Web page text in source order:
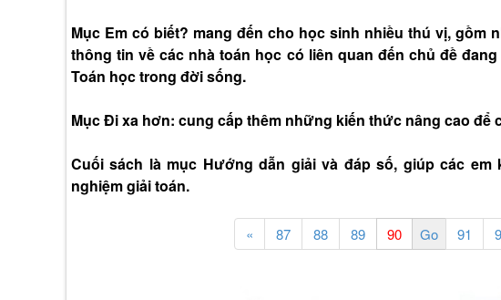
Mục Em có biết? mang đến cho học sinh nhiều thú vị,
thông tin về các nhà toán học có liên quan đến chủ đề
Toán học trong đời sống.
Mục Đi xa hơn: cung cấp thêm những kiến thức nâng cao để
Cuối sách là mục Hướng dẫn giải và đáp số, giúp các
nghiệm giải toán.
« 87 88 89 91